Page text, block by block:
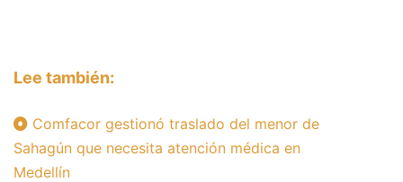
Lee también:
Comfacor gestionó traslado del menor de
Sahagún que necesita atención médica en
Medellín